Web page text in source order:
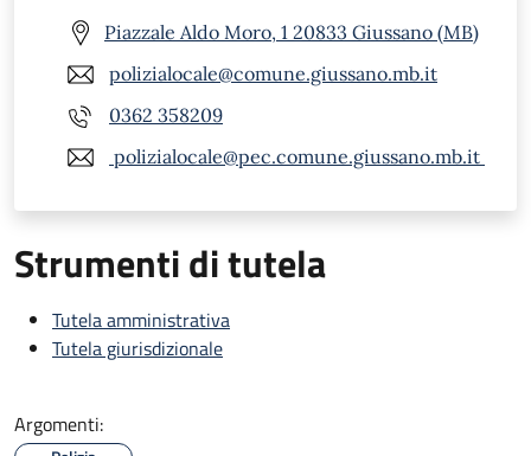
Piazzale Aldo Moro, 1 20833 Giussano (MB)
polizialocale@comune.giussano.mb.it
0362 358209
polizialocale@pec.comune.giussano.mb.it
Strumenti di tutela
Tutela amministrativa
Tutela giurisdizionale
Argomenti: